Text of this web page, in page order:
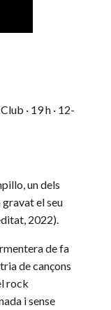
· 19 h · 12-
, un dels
gravat el seu
2022).
de fa
de cançons
rock
i sense